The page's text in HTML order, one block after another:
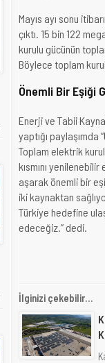
Mayıs ayı sonu
çıktı. 15 bin 122
kurulu gücünün
Böylece toplam
Önemli Bir Eşiği
Enerji ve Tabii
yaptığı
Toplam elektrik
kısmını
aşarak önemli bir
iki kaynaktan
Türkiye hedefine
edeceğiz.” dedi.
İlginizi çekebilir...